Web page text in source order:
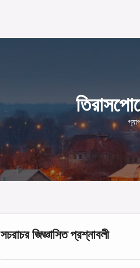
সচরাচর জিজ্ঞাসিত প্রশ্নাবলী